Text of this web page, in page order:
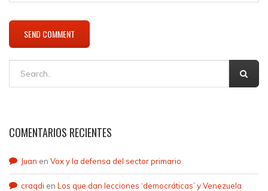
COMENTARIOS RECIENTES
Juan en Vox y la defensa del sector primario
craqdi en Los que dan lecciones ‘democráticas’ y Venezuela